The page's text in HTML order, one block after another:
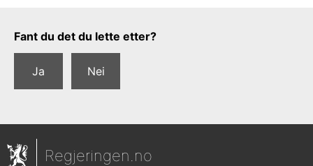
Tilbakemeldingsskjema
Fant du det du lette etter?
Ja Nei
Regjeringen.no